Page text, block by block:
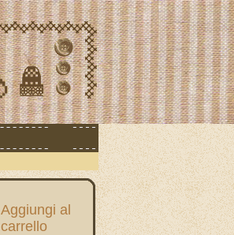
Aggiungi al
carrello